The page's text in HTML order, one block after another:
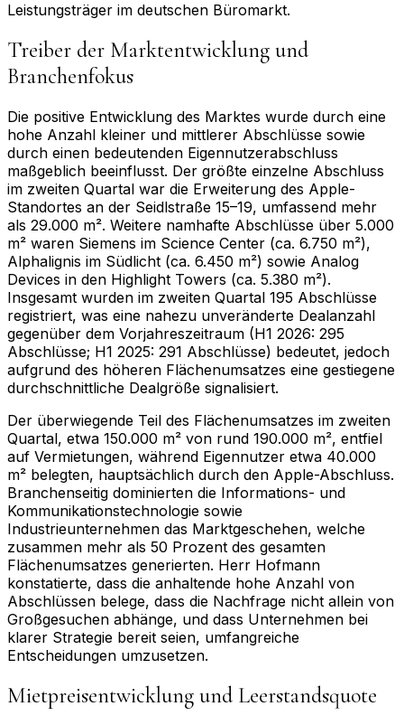
Leistungsträger im deutschen Büromarkt.
Treiber der Marktentwicklung und
Branchenfokus
Die positive Entwicklung des Marktes wurde durch eine
hohe Anzahl kleiner und mittlerer Abschlüsse sowie
durch einen bedeutenden Eigennutzerabschluss
maßgeblich beeinflusst. Der größte einzelne Abschluss
im zweiten Quartal war die Erweiterung des Apple-
Standortes an der Seidlstraße 15–19, umfassend mehr
als 29.000 m². Weitere namhafte Abschlüsse über 5.000
m² waren Siemens im Science Center (ca. 6.750 m²),
Alphalignis im Südlicht (ca. 6.450 m²) sowie Analog
Devices in den Highlight Towers (ca. 5.380 m²).
Insgesamt wurden im zweiten Quartal 195 Abschlüsse
registriert, was eine nahezu unveränderte Dealanzahl
gegenüber dem Vorjahreszeitraum (H1 2026: 295
Abschlüsse; H1 2025: 291 Abschlüsse) bedeutet, jedoch
aufgrund des höheren Flächenumsatzes eine gestiegene
durchschnittliche Dealgröße signalisiert.
Der überwiegende Teil des Flächenumsatzes im zweiten
Quartal, etwa 150.000 m² von rund 190.000 m², entfiel
auf Vermietungen, während Eigennutzer etwa 40.000
m² belegten, hauptsächlich durch den Apple-Abschluss.
Branchenseitig dominierten die Informations- und
Kommunikationstechnologie sowie
Industrieunternehmen das Marktgeschehen, welche
zusammen mehr als 50 Prozent des gesamten
Flächenumsatzes generierten. Herr Hofmann
konstatierte, dass die anhaltende hohe Anzahl von
Abschlüssen belege, dass die Nachfrage nicht allein von
Großgesuchen abhänge, und dass Unternehmen bei
klarer Strategie bereit seien, umfangreiche
Entscheidungen umzusetzen.
Mietpreisentwicklung und Leerstandsquote